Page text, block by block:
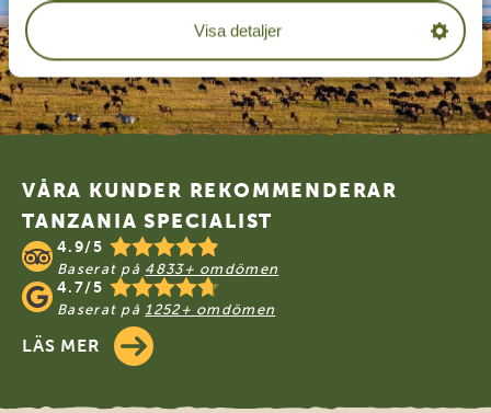
Visa detaljer
Footer
VÅRA KUNDER REKOMMENDERAR
TANZANIA SPECIALIST
4.9/5
Baserat på 4833+ omdömen
4.7/5
Baserat på 1252+ omdömen
LÄS MER